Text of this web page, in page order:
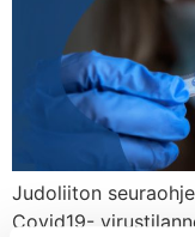
Judoliiton
Covid19-